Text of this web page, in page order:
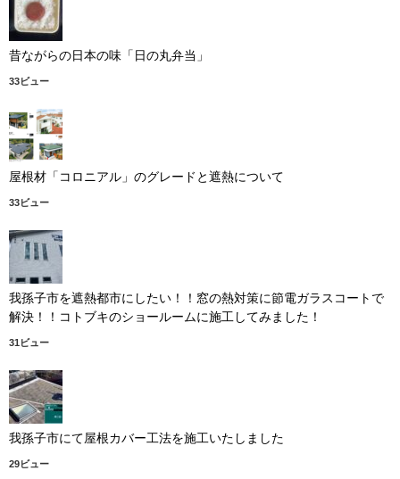
昔ながらの日本の味「日の丸弁当」
33ビュー
屋根材「コロニアル」のグレードと遮熱について
33ビュー
我孫子市を遮熱都市にしたい！！窓の熱対策に節電ガラスコートで
解決！！コトブキのショールームに施工してみました！
31ビュー
我孫子市にて屋根カバー工法を施工いたしました
29ビュー